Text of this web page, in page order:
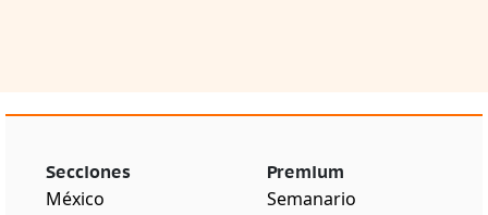
Secciones
México
Premium
Semanario